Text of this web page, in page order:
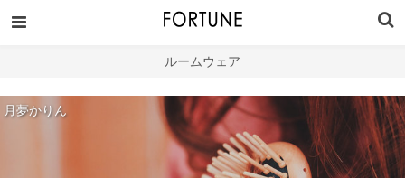
ルームウェア
月夢かりん